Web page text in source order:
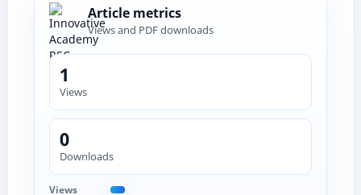
Article metrics
Views and PDF downloads
1
Views
0
Downloads
Views